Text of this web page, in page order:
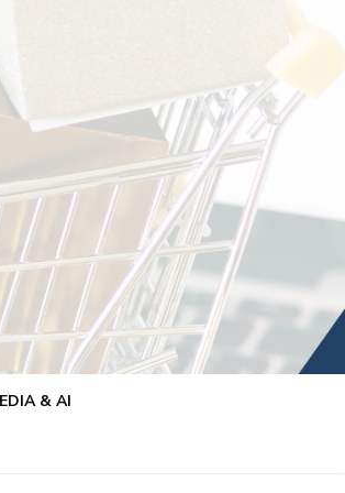
& AI